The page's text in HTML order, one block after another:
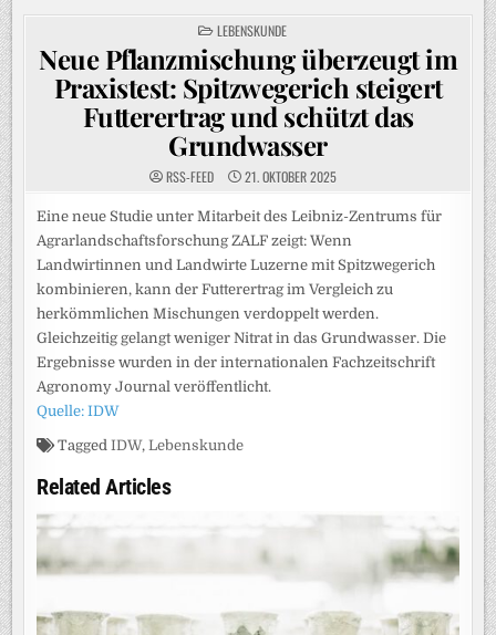
POSTED
IN
LEBENSKUNDE
Neue Pflanzmischung überzeugt im
Praxistest: Spitzwegerich steigert
Futterertrag und schützt das
Grundwasser
RSS-FEED 21. OKTOBER 2025
Eine neue Studie unter Mitarbeit des Leibniz-Zentrums für
Agrarlandschaftsforschung ZALF zeigt: Wenn
Landwirtinnen und Landwirte Luzerne mit Spitzwegerich
kombinieren, kann der Futterertrag im Vergleich zu
herkömmlichen Mischungen verdoppelt werden.
Gleichzeitig gelangt weniger Nitrat in das Grundwasser. Die
Ergebnisse wurden in der internationalen Fachzeitschrift
Agronomy Journal veröffentlicht.
Quelle: IDW
TaggedIDW,Lebenskunde
Related Articles